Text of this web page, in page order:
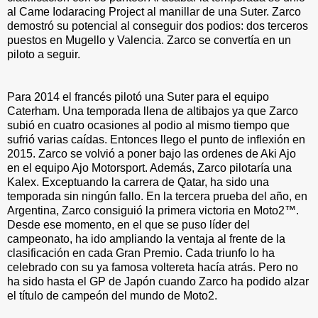
al Came Iodaracing Project al manillar de una Suter. Zarco
demostró su potencial al conseguir dos podios: dos terceros
puestos en Mugello y Valencia. Zarco se convertía en un
piloto a seguir.
Para 2014 el francés pilotó una Suter para el equipo
Caterham. Una temporada llena de altibajos ya que Zarco
subió en cuatro ocasiones al podio al mismo tiempo que
sufrió varias caídas. Entonces llego el punto de inflexión en
2015. Zarco se volvió a poner bajo las ordenes de Aki Ajo
en el equipo Ajo Motorsport. Además, Zarco pilotaría una
Kalex. Exceptuando la carrera de Qatar, ha sido una
temporada sin ningún fallo. En la tercera prueba del año, en
Argentina, Zarco consiguió la primera victoria en Moto2™.
Desde ese momento, en el que se puso líder del
campeonato, ha ido ampliando la ventaja al frente de la
clasificación en cada Gran Premio. Cada triunfo lo ha
celebrado con su ya famosa voltereta hacía atrás. Pero no
ha sido hasta el GP de Japón cuando Zarco ha podido alzar
el título de campeón del mundo de Moto2.